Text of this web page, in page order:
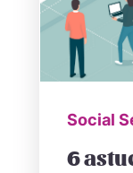
Social
6